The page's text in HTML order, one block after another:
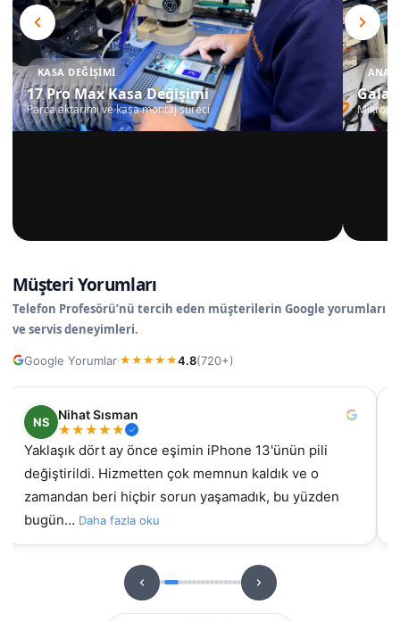
KASA DEĞIŞIMI
17 Pro Max Kasa Değişimi
Parça aktarımı ve kasa montaj süreci
Müşteri Yorumları
Telefon Profesörü’nü tercih eden müşterilerin Google yorumları
ve servis deneyimleri.
Google Yorumlar·★ ★ ★ ★ ★4.8(720+)
NS
Nihat Sısman
★★★★★
Yaklaşık dört ay önce eşimin iPhone 13'ünün pili
değiştirildi. Hizmetten çok memnun kaldık ve o
zamandan beri hiçbir sorun yaşamadık, bu yüzden
bugün… Daha fazla oku